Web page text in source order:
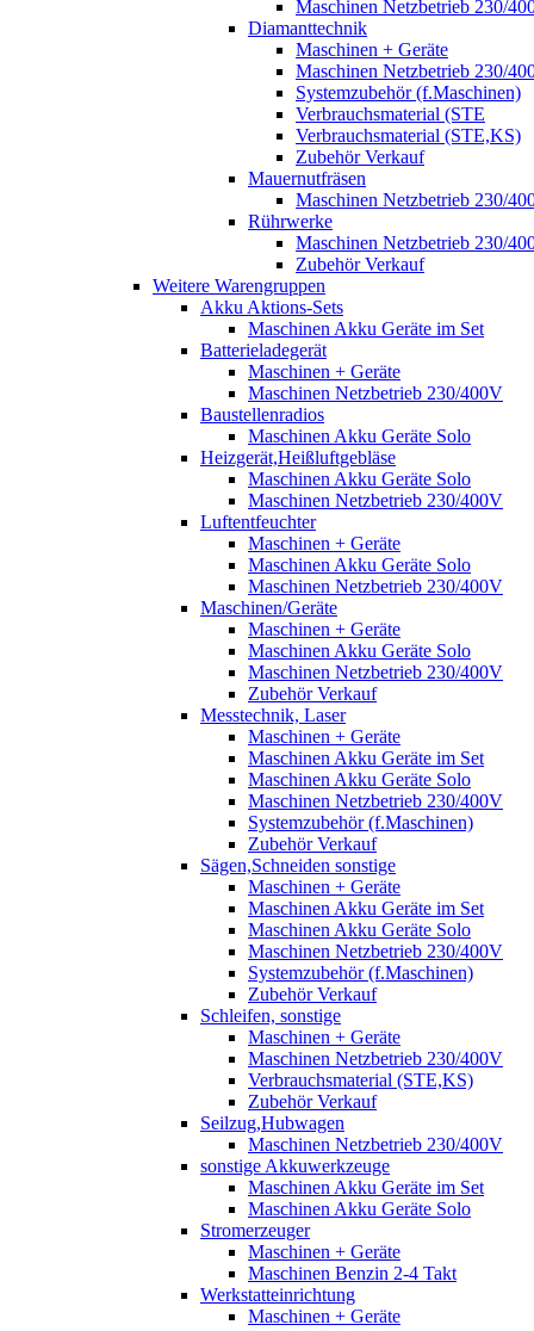
Maschinen Netzbetrieb 230/
Diamanttechnik
Maschinen + Geräte
Maschinen Netzbetrieb 230/
Systemzubehör (f.Maschinen)
Verbrauchsmaterial (STE
Verbrauchsmaterial (STE,KS)
Zubehör Verkauf
Mauernutfräsen
Maschinen Netzbetrieb 230/
Rührwerke
Maschinen Netzbetrieb 230/
Zubehör Verkauf
Weitere Warengruppen
Akku Aktions-Sets
Maschinen Akku Geräte im Set
Batterieladegerät
Maschinen + Geräte
Maschinen Netzbetrieb 230/400V
Baustellenradios
Maschinen Akku Geräte Solo
Heizgerät,Heißluftgebläse
Maschinen Akku Geräte Solo
Maschinen Netzbetrieb 230/400V
Luftentfeuchter
Maschinen + Geräte
Maschinen Akku Geräte Solo
Maschinen Netzbetrieb 230/400V
Maschinen/Geräte
Maschinen + Geräte
Maschinen Akku Geräte Solo
Maschinen Netzbetrieb 230/400V
Zubehör Verkauf
Messtechnik, Laser
Maschinen + Geräte
Maschinen Akku Geräte im Set
Maschinen Akku Geräte Solo
Maschinen Netzbetrieb 230/400V
Systemzubehör (f.Maschinen)
Zubehör Verkauf
Sägen,Schneiden sonstige
Maschinen + Geräte
Maschinen Akku Geräte im Set
Maschinen Akku Geräte Solo
Maschinen Netzbetrieb 230/400V
Systemzubehör (f.Maschinen)
Zubehör Verkauf
Schleifen, sonstige
Maschinen + Geräte
Maschinen Netzbetrieb 230/400V
Verbrauchsmaterial (STE,KS)
Zubehör Verkauf
Seilzug,Hubwagen
Maschinen Netzbetrieb 230/400V
sonstige Akkuwerkzeuge
Maschinen Akku Geräte im Set
Maschinen Akku Geräte Solo
Stromerzeuger
Maschinen + Geräte
Maschinen Benzin 2-4 Takt
Werkstatteinrichtung
Maschinen + Geräte